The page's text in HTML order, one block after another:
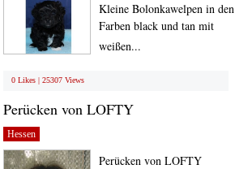
Kleine Bolonkawelpen in den
Farben black und tan mit
weißen...
0 Likes | 25307 Views
Perücken von LOFTY
Hessen
Perücken von LOFTY